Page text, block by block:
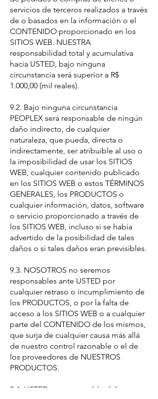
servicios de terceros realizados a través
de o basados en la información o el
CONTENIDO proporcionado en los
SITIOS WEB. NUESTRA
responsabilidad total y acumulativa
hacia USTED, bajo ninguna
circunstancia será superior a R$
1.000,00 (mil reales).
9.2. Bajo ninguna circunstancia
PEOPLEX será responsable de ningún
daño indirecto, de cualquier
naturaleza, que pueda, directa o
indirectamente, ser atribuible al uso o
la imposibilidad de usar los SITIOS
WEB, cualquier contenido publicado
en los SITIOS WEB o estos TÉRMINOS
GENERALES, los PRODUCTOS o
cualquier información, datos, software
o servicio proporcionado a través de
los SITIOS WEB, incluso si se había
advertido de la posibilidad de tales
daños o si tales daños eran previsibles.
9.3. NOSOTROS no seremos
responsables ante USTED por
cualquier retraso o incumplimiento de
los PRODUCTOS, o por la falta de
acceso a los SITIOS WEB o a cualquier
parte del CONTENIDO de los mismos,
que surja de cualquier causa más allá
de nuestro control razonable o el de
los proveedores de NUESTROS
PRODUCTOS.
9.4. USTED es responsable del